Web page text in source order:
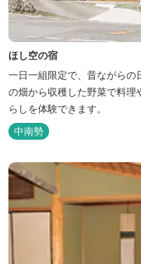
ほし空の宿
一日一組限定で、昔ながら
の畑から収穫した野菜で料理
らしを体験できます。
中南勢